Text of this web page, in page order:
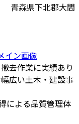
青森県下北郡大間
去作業に実績あり
広い土木・建設事
による品質管理体